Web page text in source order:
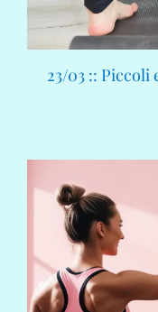
23/03 :: Piccoli